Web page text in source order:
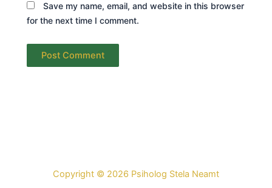
Save my name, email, and website in this browser
for the next time I comment.
Copyright © 2026 Psiholog Stela Neamt